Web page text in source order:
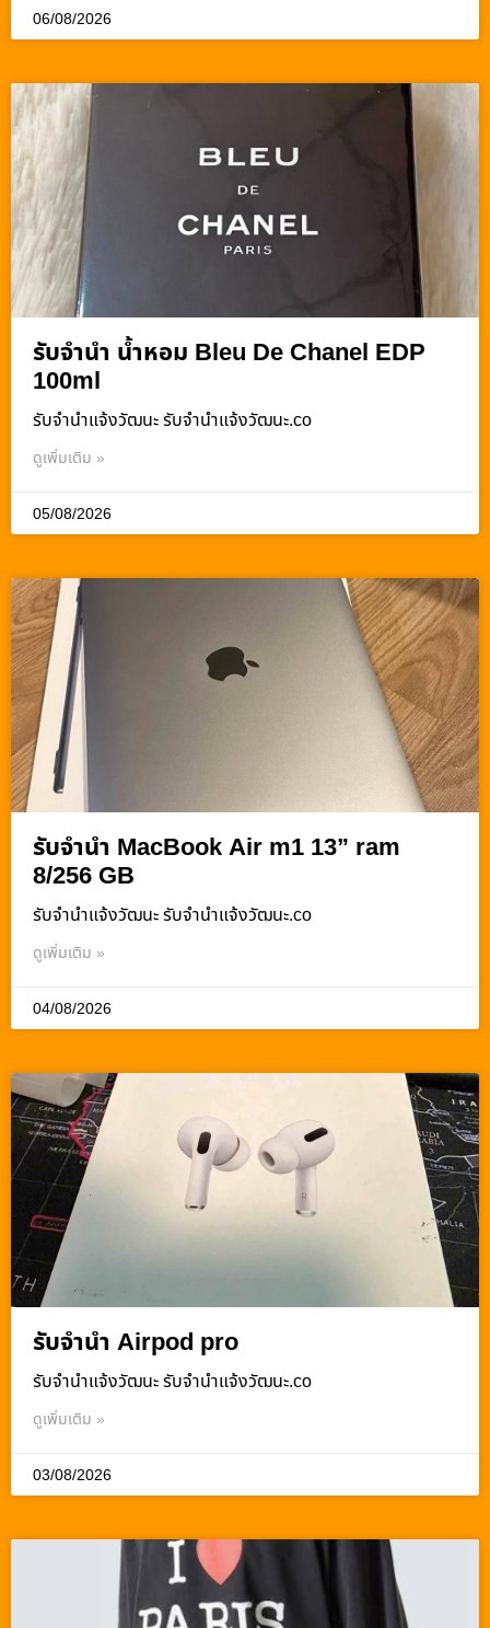
06/08/2026
รับจำนำ น้ำหอม Bleu De Chanel EDP
100ml
รับจํานําแจ้งวัฒนะ รับจํานําแจ้งวัฒนะ.co
ดูเพิ่มเติม »
05/08/2026
รับจำนำ MacBook Air m1 13” ram
8/256 GB
รับจํานําแจ้งวัฒนะ รับจํานําแจ้งวัฒนะ.co
ดูเพิ่มเติม »
04/08/2026
รับจำนำ Airpod pro
รับจํานําแจ้งวัฒนะ รับจํานําแจ้งวัฒนะ.co
ดูเพิ่มเติม »
03/08/2026